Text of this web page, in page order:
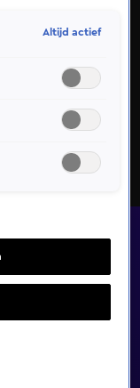
in thuisstad Den
public
met een
wordt
Altijd actief